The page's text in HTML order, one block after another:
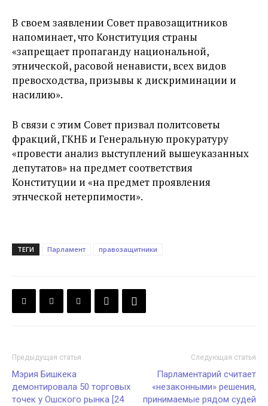
В своем заявлении Совет правозащитников
напоминает, что Конституция страны
«запрещает пропаганду национальной,
этнической, расовой ненависти, всех видов
превосходства, призывы к дискриминации и
насилию».
В связи с этим Совет призвал политсоветы
фракций, ГКНБ и Генеральную прокуратуру
«провести анализ выступлений вышеуказанных
депутатов» на предмет соответствия
Конституции и «на предмет проявления
этнческой нетерпимости».
ТЕГИ Парламент правозащитники
Предыдущая статья
Мэрия Бишкека
демонтировала 50 торговых
точек у Ошского рынка [24
Следующая статья
Парламентарий считает
«незаконными» решения,
принимаемые рядом судей